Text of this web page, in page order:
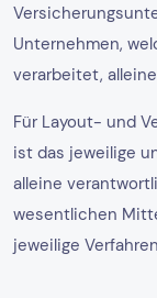
Unternehmen,
verarbeitet,
Für Layout- und
ist das jeweilige
alleine
wesentlichen
jeweilige